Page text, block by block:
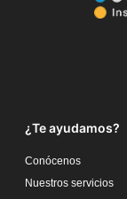
¿Te ayudamos?
Conócenos
Nuestros servicios